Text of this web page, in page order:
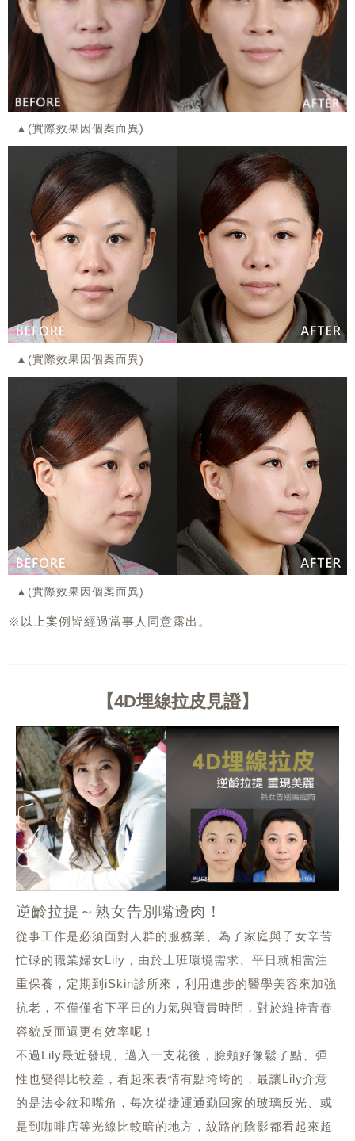
▲(實際效果因個案而異)
▲(實際效果因個案而異)
▲(實際效果因個案而異)
※ 以上案例皆經過當事人同意露出。
4D埋線拉皮見證
逆齡拉提～熟女告別嘴邊肉！
從事工作是必須面對人群的服務業、為了家庭與子女辛苦
忙碌的職業婦女 Lily ，由於上班環境需求、平日就相當注
重保養，定期到 iSkin診所來，利用進步的醫學美容來加強
抗老，不僅僅省下平日的力氣與寶貴時間，對於維持青春
容貌反而還更有效率呢！
不過
Lily最近發現、邁入一支花後，臉頰好像鬆了點、彈
性也變得比較差，看起來表情有點垮垮的，最讓
Lily介意
的是法令紋和嘴角，每次從捷運通勤回家的玻璃反光、或
是到咖啡店等光線比較暗的地方，紋路的陰影都看起來超